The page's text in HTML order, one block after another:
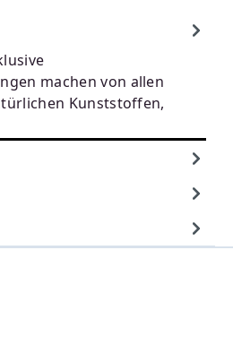
machen von allen
Kunststoffen,